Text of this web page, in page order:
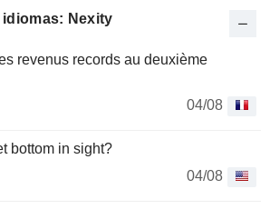
Nexity
revenus records au deuxième
04/08
bottom in sight?
04/08